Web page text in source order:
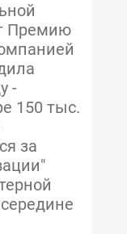
Премию
-
150 тыс.
за